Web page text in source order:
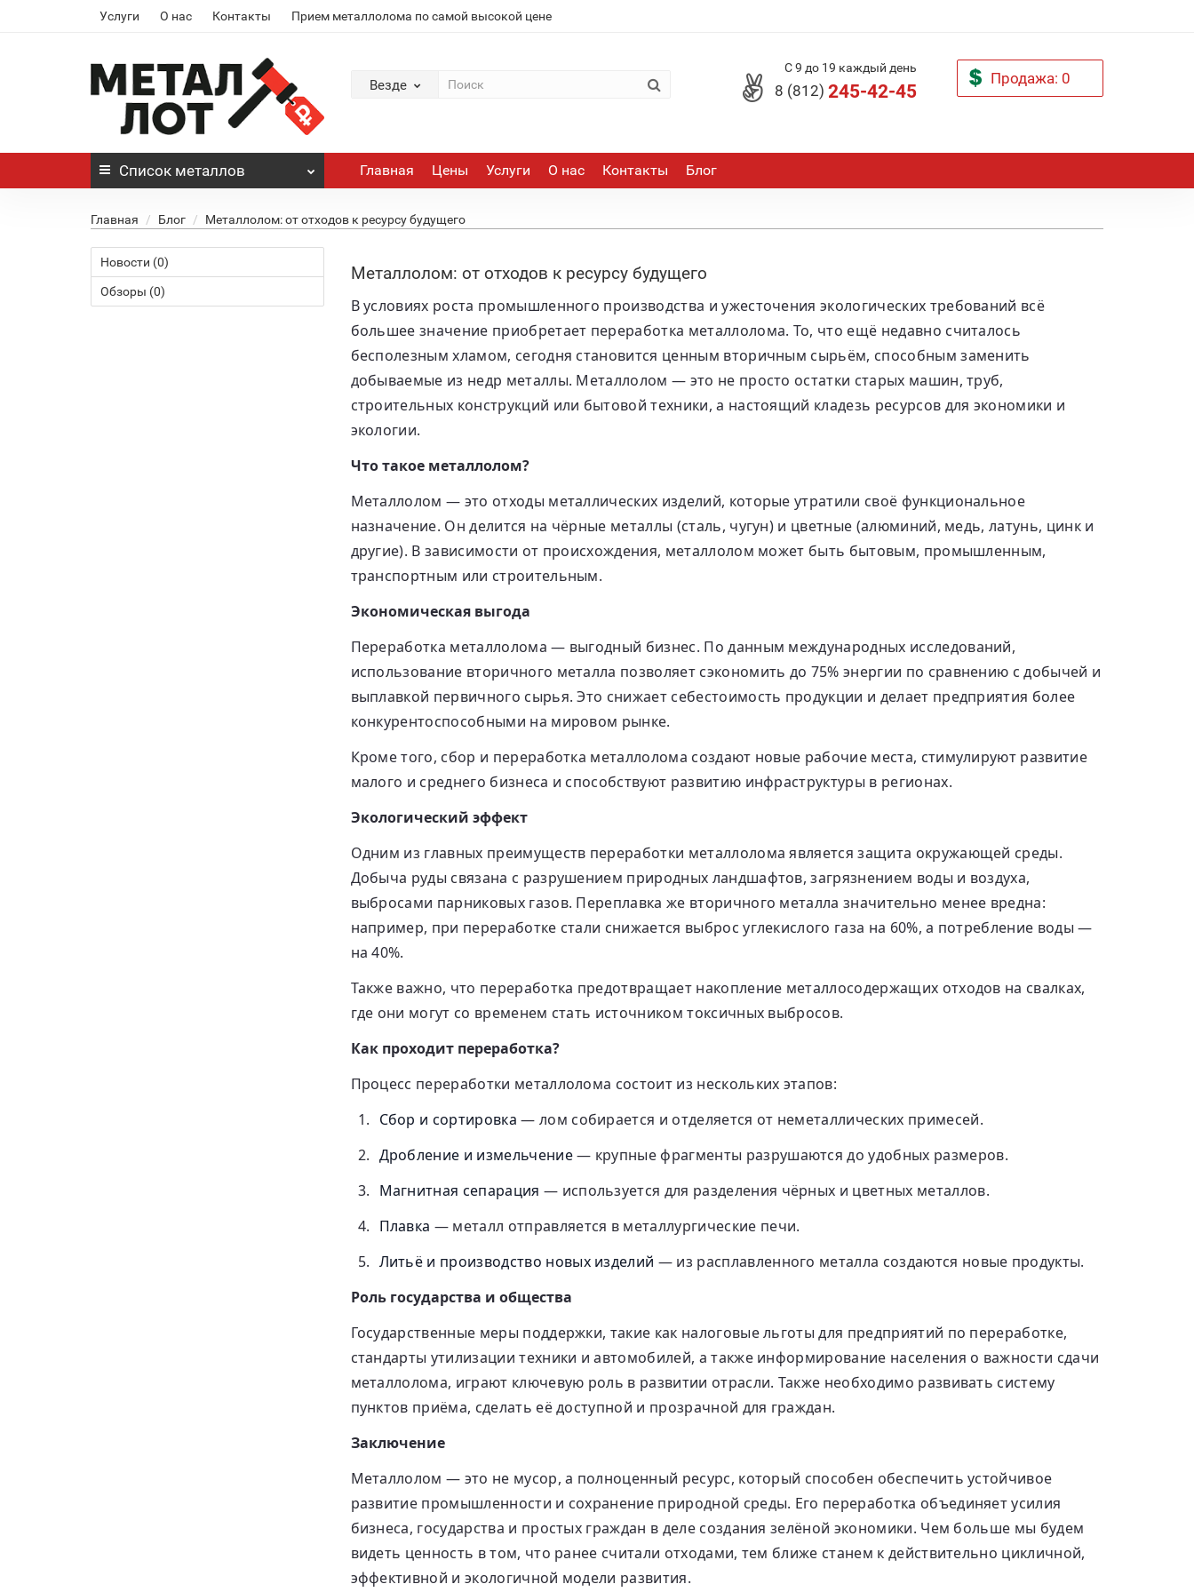
Услуги О нас Контакты Прием металлолома по самой высокой цене
Везде
С 9 до 19 каждый день
8 (812) 245-42-45
Продажа: 0
Список металлов Главная Цены Услуги О нас Контакты Блог
Главная Блог Металлолом: от отходов к ресурсу будущего
Новости (0)
Обзоры (0)
Металлолом: от отходов к ресурсу будущего
В условиях роста промышленного производства и ужесточения экологических требований всё
большее значение приобретает переработка металлолома. То, что ещё недавно считалось
бесполезным хламом, сегодня становится ценным вторичным сырьём, способным заменить
добываемые из недр металлы. Металлолом — это не просто остатки старых машин, труб,
строительных конструкций или бытовой техники, а настоящий кладезь ресурсов для экономики и
экологии.
Что такое металлолом?
Металлолом — это отходы металлических изделий, которые утратили своё функциональное
назначение. Он делится на чёрные металлы (сталь, чугун) и цветные (алюминий, медь, латунь, цинк и
другие). В зависимости от происхождения, металлолом может быть бытовым, промышленным,
транспортным или строительным.
Экономическая выгода
Переработка металлолома — выгодный бизнес. По данным международных исследований,
использование вторичного металла позволяет сэкономить до 75% энергии по сравнению с добычей и
выплавкой первичного сырья. Это снижает себестоимость продукции и делает предприятия более
конкурентоспособными на мировом рынке.
Кроме того, сбор и переработка металлолома создают новые рабочие места, стимулируют развитие
малого и среднего бизнеса и способствуют развитию инфраструктуры в регионах.
Экологический эффект
Одним из главных преимуществ переработки металлолома является защита окружающей среды.
Добыча руды связана с разрушением природных ландшафтов, загрязнением воды и воздуха,
выбросами парниковых газов. Переплавка же вторичного металла значительно менее вредна:
например, при переработке стали снижается выброс углекислого газа на 60%, а потребление воды —
на 40%.
Также важно, что переработка предотвращает накопление металлосодержащих отходов на свалках,
где они могут со временем стать источником токсичных выбросов.
Как проходит переработка?
Процесс переработки металлолома состоит из нескольких этапов:
Сбор и сортировка— лом собирается и отделяется от неметаллических примесей.
Дробление и измельчение— крупные фрагменты разрушаются до удобных размеров.
Магнитная сепарация — используется для разделения чёрных и цветных металлов.
Плавка — металл отправляется в металлургические печи.
Литьё и производство новых изделий — из расплавленного металла создаются новые продукты.
Роль государства и общества
Государственные меры поддержки, такие как налоговые льготы для предприятий по переработке,
стандарты утилизации техники и автомобилей, а также информирование населения о важности сдачи
металлолома, играют ключевую роль в развитии отрасли. Также необходимо развивать систему
пунктов приёма, сделать её доступной и прозрачной для граждан.
Заключение
Металлолом — это не мусор, а полноценный ресурс, который способен обеспечить устойчивое
развитие промышленности и сохранение природной среды. Его переработка объединяет усилия
бизнеса, государства и простых граждан в деле создания зелёной экономики. Чем больше мы будем
видеть ценность в том, что ранее считали отходами, тем ближе станем к действительно цикличной,
эффективной и экологичной модели развития.